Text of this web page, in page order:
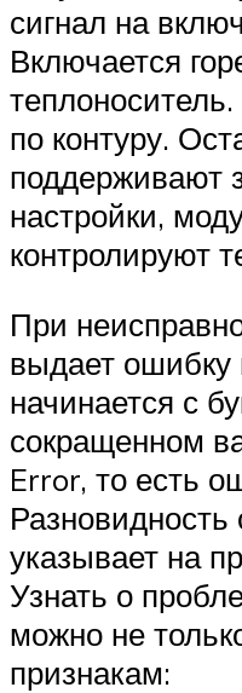
сигнал на
Включается
теплоноситель.
по контуру.
поддерживают
настройки,
контролируют
При
выдает ошибку
начинается с
сокращенном
Error, то есть
указывает на
Узнать о
можно не
признакам: